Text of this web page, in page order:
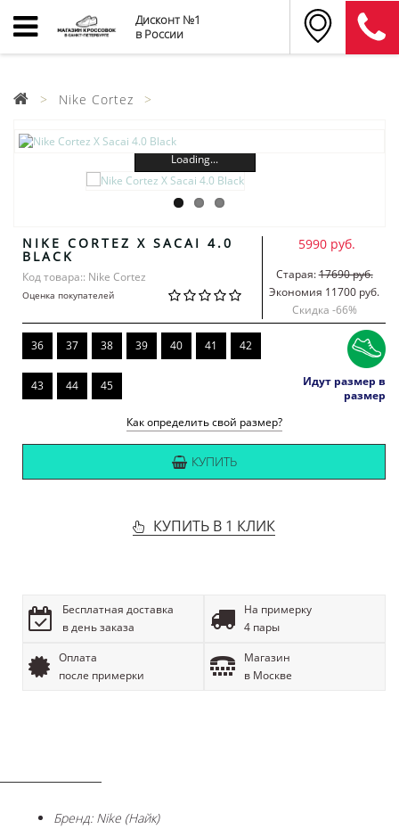
Дисконт №1
в России
Nike Cortez
Loading...
NIKE CORTEZ X SACAI 4.0
BLACK
Код товара:: Nike Cortez
Оценка покупателей
5990 руб.
Старая:17690 руб.
Экономия 11700 руб.
Скидка -66%
36 37 38 39 40 41 42
43 44 45
Идут размер в
размер
Как определить свой размер?
КУПИТЬ
КУПИТЬ В 1 КЛИК
Бесплатная доставка
в день заказа
На примерку
4 пары
Оплата
после примерки
Магазин
в Москве
Бренд: Nike (Найк)